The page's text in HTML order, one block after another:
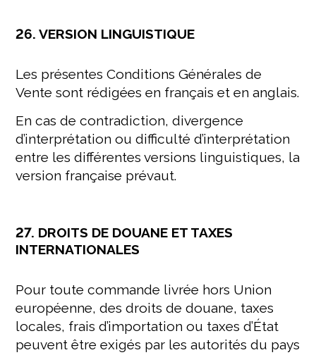
26. VERSION LINGUISTIQUE
Les présentes Conditions Générales de
Vente sont rédigées en français et en anglais.
En cas de contradiction, divergence
d’interprétation ou difficulté d’interprétation
entre les différentes versions linguistiques, la
version française prévaut.
27. DROITS DE DOUANE ET TAXES
INTERNATIONALES
Pour toute commande livrée hors Union
européenne, des droits de douane, taxes
locales, frais d’importation ou taxes d’État
peuvent être exigés par les autorités du pays